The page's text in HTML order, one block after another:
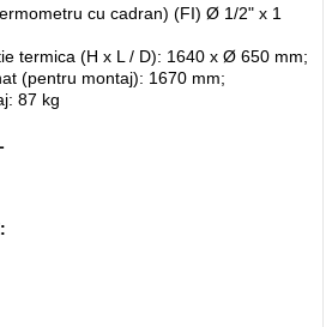
cu cadran) (FI) Ø 1/2" x 1
termica (H x L / D): 1640 x Ø 650 mm;
(pentru montaj): 1670 mm;
87 kg